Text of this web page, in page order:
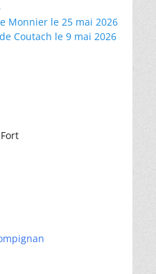
Monnier le 25 mai 2026
Coutach le 9 mai 2026